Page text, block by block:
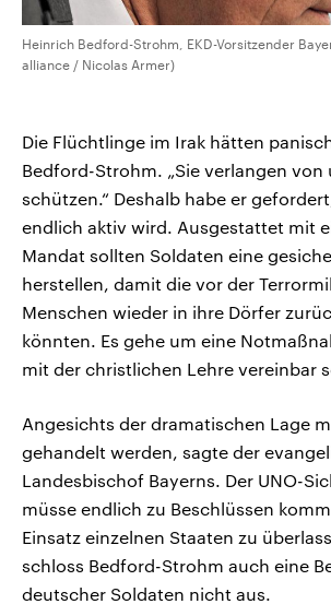
Heinrich Bedford-Strohm, EKD-Vorsitzender
alliance / Nicolas Armer)
Die Flüchtlinge im Irak hätten
Bedford-Strohm. „Sie verlangen von
schützen.“ Deshalb habe er
endlich aktiv wird. Ausgestattet mit
Mandat sollten Soldaten eine
herstellen, damit die vor der
Menschen wieder in ihre Dörfer
könnten. Es gehe um eine
mit der christlichen Lehre vereinbar
Angesichts der dramatischen Lage
gehandelt werden, sagte der
Landesbischof Bayerns. Der UNO-
müsse endlich zu Beschlüssen
Einsatz einzelnen Staaten zu
schloss Bedford-Strohm auch eine
deutscher Soldaten nicht aus.